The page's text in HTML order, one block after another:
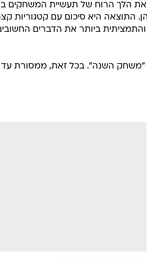
את הלך הרוח של תעשיית המשחקים
התוצאה היא סיכום עם קטגוריות
ביותר את הדברים
"משחק השנה". בכל זאת, ממסורת עד